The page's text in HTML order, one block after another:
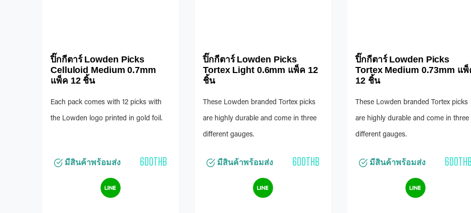
ปิ๊กกีตาร์ Lowden Picks
Celluloid Medium 0.7mm
แพ็ค 12 ชิ้น
Each pack comes with 12 picks with
the Lowden logo printed in gold foil.
มีสินค้าพร้อมส่ง 600THB
ปิ๊กกีตาร์ Lowden Picks
Tortex Light 0.6mm แพ็ค 12
ชิ้น
These Lowden branded Tortex picks
are highly durable and come in three
different gauges.
มีสินค้าพร้อมส่ง 600THB
ปิ๊กกีตาร์ Lowden Picks
Tortex Medium 0.73mm แพ็
12 ชิ้น
These Lowden branded Tortex picks
are highly durable and come in three
different gauges.
มีสินค้าพร้อมส่ง 600THB